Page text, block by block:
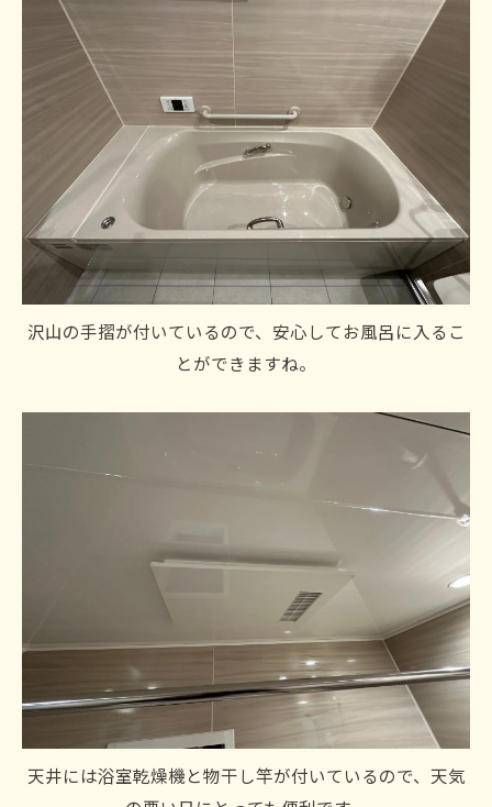
沢山の手摺が付いているので、安心してお風呂に入るこ
とができますね。
天井には浴室乾燥機と物干し竿が付いているので、天気